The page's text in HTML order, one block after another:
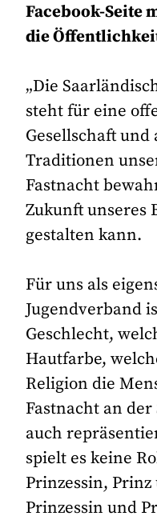
Facebook-Seite
die
„Die
steht für eine
Gesellschaft und
Traditionen
Fastnacht
Zukunft unseres
gestalten kann.
Für uns als
Jugendverband
Geschlecht,
Hautfarbe,
Religion die
Fastnacht an
auch
spielt es keine
Prinzessin,
Prinzessin und